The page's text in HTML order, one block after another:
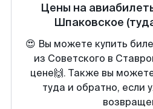
Цены на
Шпаковское
😍 Вы можете купить
из Советского в
цене🙌. Также вы
туда и обратно, если